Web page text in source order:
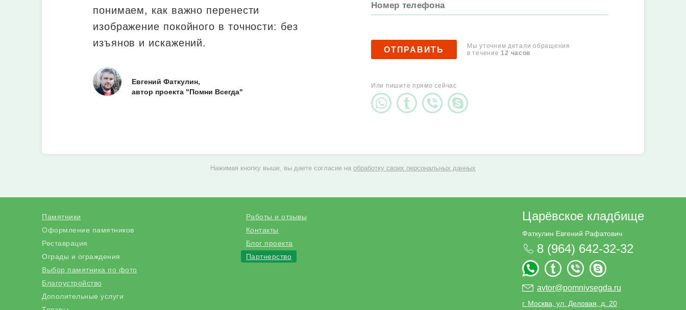
понимаем, как важно перенести
изображение покойного в точности: без
изъянов и искажений.
Евгений Фаткулин,
автор проекта "Помни Всегда"
ОТПРАВИТЬ
Мы уточним детали обращения
в течение12 часов
Или пишите прямо сейчас
Нажимая кнопку выше, вы даете согласие на обработку своих персональных данных
Памятники
Оформление памятников
Реставрация
Ограды и ограждения
Выбор памятника по фото
Благоустройство
Дополительные услуги
Работы и отзывы
Контакты
Блог проекта
Партнерство
Царёвское кладбище
Фаткулин Евгений Рафатович
8 (964) 642-32-32
avtor@pomnivsegda.ru
г. Москва, ул. Деловая, д. 20